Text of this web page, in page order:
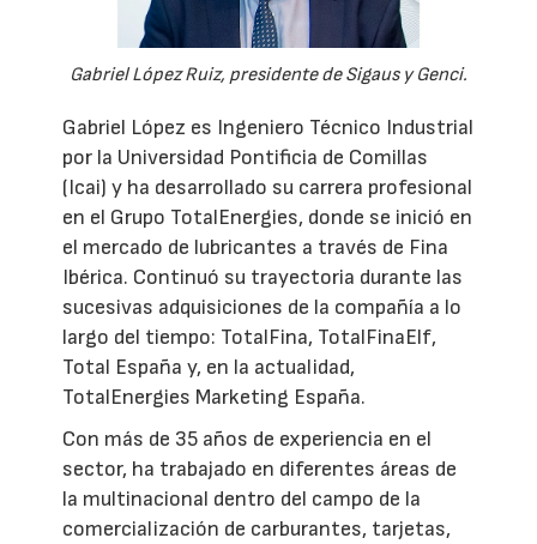
Gabriel López Ruiz, presidente de Sigaus y Genci.
Gabriel López es Ingeniero Técnico Industrial
por la Universidad Pontificia de Comillas
(Icai) y ha desarrollado su carrera profesional
en el Grupo TotalEnergies, donde se inició en
el mercado de lubricantes a través de Fina
Ibérica. Continuó su trayectoria durante las
sucesivas adquisiciones de la compañía a lo
largo del tiempo: TotalFina, TotalFinaElf,
Total España y, en la actualidad,
TotalEnergies Marketing España.
Con más de 35 años de experiencia en el
sector, ha trabajado en diferentes áreas de
la multinacional dentro del campo de la
comercialización de carburantes, tarjetas,